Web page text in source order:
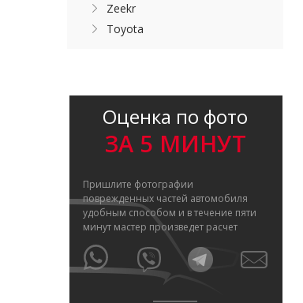
Zeekr
Toyota
Оценка по фото
ЗА 5 МИНУТ
Пришлите фотографии
поврежденных частей автомобиля
удобным способом и в течение пяти
минут мастер произведет расчет